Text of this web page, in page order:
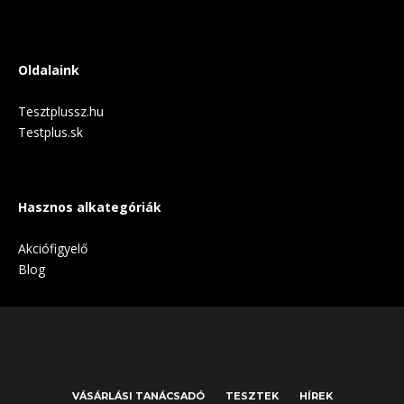
Oldalaink
Tesztplussz.hu
Testplus.sk
Hasznos alkategóriák
Akciófigyelő
Blog
VÁSÁRLÁSI TANÁCSADÓ TESZTEK
HÍREK